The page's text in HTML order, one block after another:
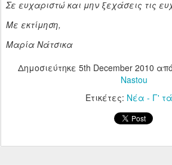
Σε ευχαριστώ και μην ξεχάσεις τις
Με εκτίμηση,
Μαρία Νάτσικα
Δημοσιεύτηκε 5th December 2010
Nastou
Ετικέτες: Νέα - Γ'